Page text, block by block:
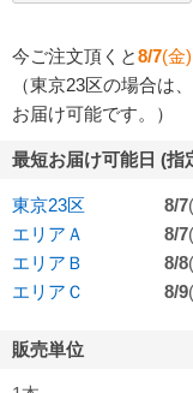
今ご注文頂くと8/7(金)
（東京23区の場合は
お届け可能です。）
最短お届け可能日 (指
東京23区 8/7
エリアＡ
8/7
エリアＢ
8/8
エリアＣ
8/9
販売単位